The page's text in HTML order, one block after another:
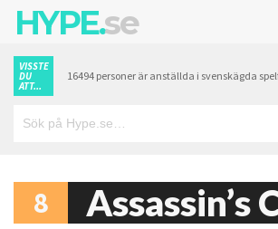
HYPE.se
VISSTE
DU
ATT...
16494 personer är anställda i svenskägda
8 Assassin’s